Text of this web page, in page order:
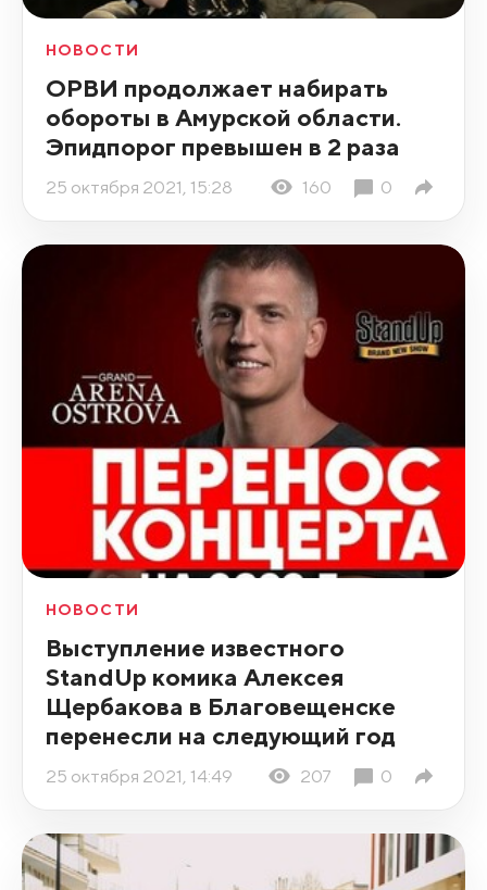
НОВОСТИ
ОРВИ продолжает набирать
обороты в Амурской области.
Эпидпорог превышен в 2 раза
25 октября 2021, 15:28 160 0
НОВОСТИ
Выступление известного
StandUp комика Алексея
Щербакова в Благовещенске
перенесли на следующий год
25 октября 2021, 14:49 207 0